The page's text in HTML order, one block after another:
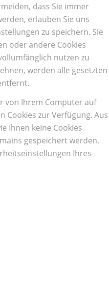
dass Sie immer
erlauben Sie uns
zu speichern. Sie
oder andere Cookies
nutzen zu
werden alle gesetzten
von Ihrem Computer auf
Cookies zur Verfügung. Aus
Ihnen keine Cookies
gespeichert werden.
Ihres